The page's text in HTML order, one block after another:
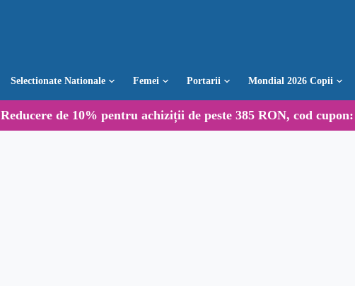
Selectionate Nationale Femei Portarii Mondial 2026 Copii
Reducere de 10% pentru achiziții de peste 385 RON, cod cupon: